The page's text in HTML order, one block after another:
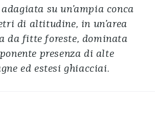
su un’ampia conca
di altitudine, in un’area
da fitte foreste, dominata
presenza di alte
ed estesi ghiacciai.